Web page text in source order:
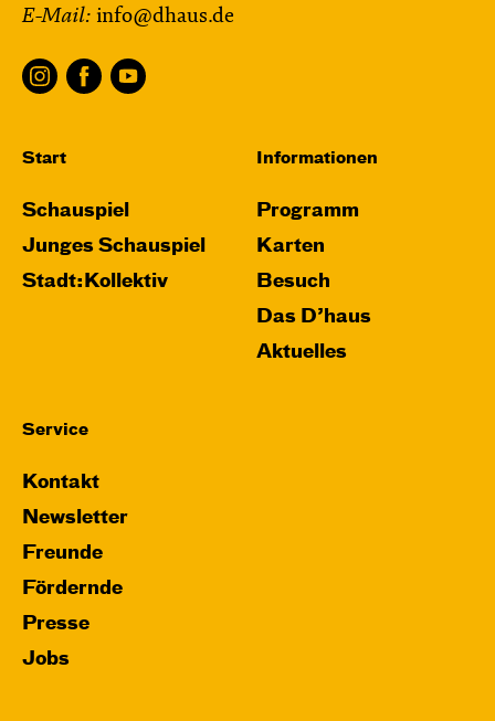
E-Mail: info@dhaus.de
Start
Schauspiel
Junges Schauspiel
Stadt:Kollektiv
Informationen
Programm
Karten
Besuch
Das D’haus
Aktuelles
Service
Kontakt
Newsletter
Freunde
Fördernde
Presse
Jobs